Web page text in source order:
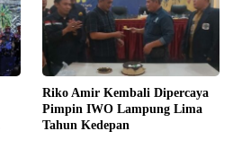
Riko Amir Kembali Dipercaya
Pimpin IWO Lampung Lima
Tahun Kedepan